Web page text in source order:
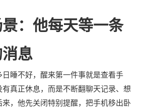
：他每天等一条
息
睡不好，醒来第一件事就是查看手
真正休息，而是不断翻聊天记录、想
，他先关闭特别提醒，把手机移出卧